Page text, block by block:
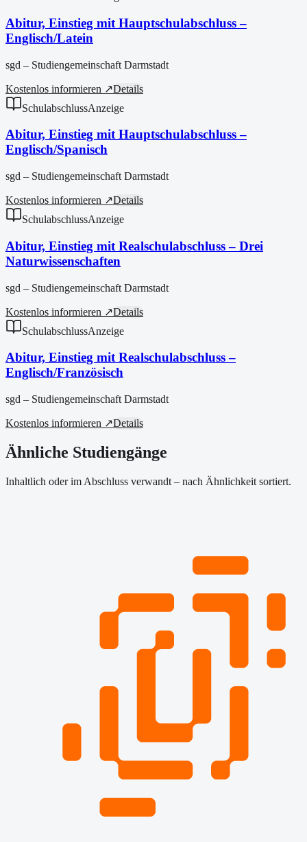
Abitur, Einstieg mit Hauptschulabschluss –
Englisch/Latein
sgd – Studiengemeinschaft Darmstadt
Kostenlos informieren ↗Details
SchulabschlussAnzeige
Abitur, Einstieg mit Hauptschulabschluss –
Englisch/Spanisch
sgd – Studiengemeinschaft Darmstadt
Kostenlos informieren ↗Details
SchulabschlussAnzeige
Abitur, Einstieg mit Realschulabschluss – Drei
Naturwissenschaften
sgd – Studiengemeinschaft Darmstadt
Kostenlos informieren ↗Details
SchulabschlussAnzeige
Abitur, Einstieg mit Realschulabschluss –
Englisch/Französisch
sgd – Studiengemeinschaft Darmstadt
Kostenlos informieren ↗Details
Ähnliche Studiengänge
Inhaltlich oder im Abschluss verwandt – nach Ähnlichkeit sortiert.